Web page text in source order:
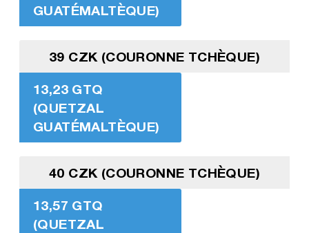
GUATÉMALTÈQUE)
39 CZK (COURONNE TCHÈQUE)
13,23 GTQ
(QUETZAL
GUATÉMALTÈQUE)
40 CZK (COURONNE TCHÈQUE)
13,57 GTQ
(QUETZAL